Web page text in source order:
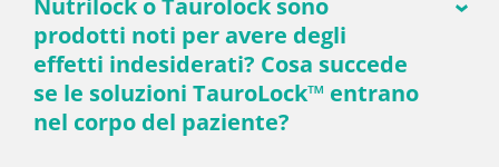
Nutrilock o Taurolock sono
prodotti noti per avere degli
effetti indesiderati? Cosa succede
se le soluzioni TauroLock™ entrano
nel corpo del paziente?